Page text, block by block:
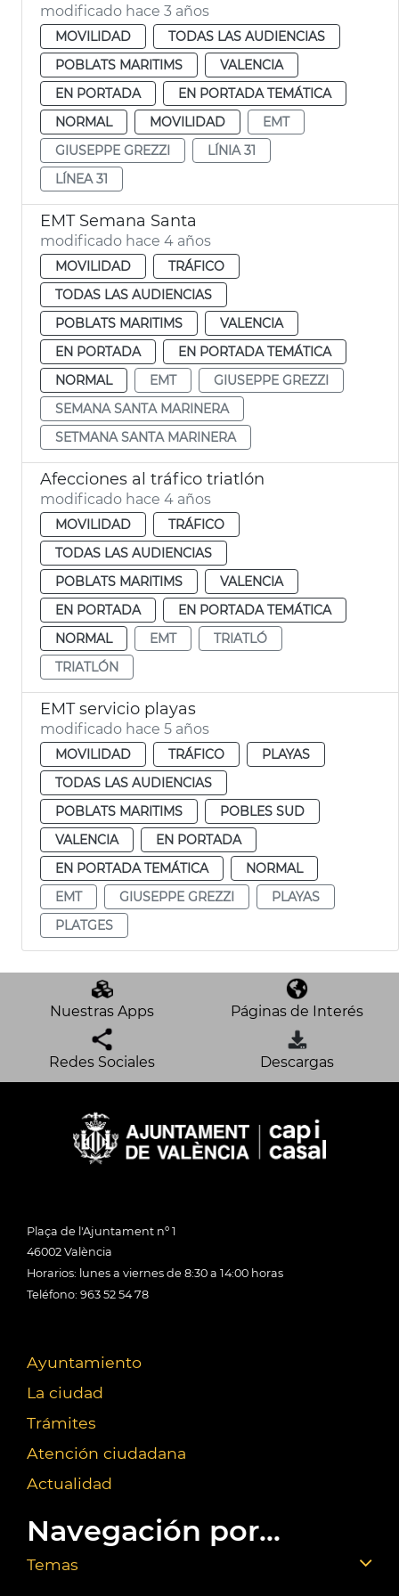
modificado hace 3 años
MOVILIDAD
TODAS LAS AUDIENCIAS
POBLATS MARITIMS
VALENCIA
EN PORTADA
EN PORTADA TEMÁTICA
NORMAL
MOVILIDAD
EMT
GIUSEPPE GREZZI
LÍNIA 31
LÍNEA 31
EMT Semana Santa
modificado hace 4 años
MOVILIDAD
TRÁFICO
TODAS LAS AUDIENCIAS
POBLATS MARITIMS
VALENCIA
EN PORTADA
EN PORTADA TEMÁTICA
NORMAL
EMT
GIUSEPPE GREZZI
SEMANA SANTA MARINERA
SETMANA SANTA MARINERA
Afecciones al tráfico triatlón
modificado hace 4 años
MOVILIDAD
TRÁFICO
TODAS LAS AUDIENCIAS
POBLATS MARITIMS
VALENCIA
EN PORTADA
EN PORTADA TEMÁTICA
NORMAL
EMT
TRIATLÓ
TRIATLÓN
EMT servicio playas
modificado hace 5 años
MOVILIDAD TRÁFICO
PLAYAS
TODAS LAS AUDIENCIAS
POBLATS MARITIMS
POBLES SUD
VALENCIA
EN PORTADA
EN PORTADA TEMÁTICA
NORMAL
EMT
GIUSEPPE GREZZI
PLAYAS
PLATGES
Nuestras Apps Páginas de Interés
Redes Sociales Descargas
Plaça de l'Ajuntament nº 1
46002 València
Horarios: lunes a viernes de 8:30 a 14:00 horas
Teléfono: 963 52 54 78
Ayuntamiento
La ciudad
Trámites
Atención ciudadana
Actualidad
Navegación por...
Temas